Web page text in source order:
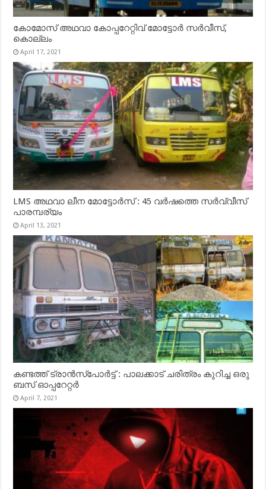
കോമോസ് അഥവാ കോപ്പറേറ്റിവ് മോട്ടോര്‍ സര്‍വീസ്,
കൊല്ലം
April 17, 2021
LMS അഥവാ ലീന മോട്ടോർസ് : 45 വർഷത്തെ സർവ്വീസ്
പാരമ്പര്യം
April 13, 2021
കണ്ടത്ത് ട്രാൻസ്‌പോർട്ട് : പാലക്കാട് ചരിത്രം കുറിച്ച ഒരു
ബസ് ഓപ്പറേറ്റർ
April 7, 2021